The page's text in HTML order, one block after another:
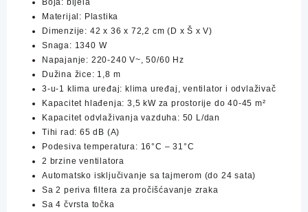
Boja: bijela
Materijal: Plastika
Dimenzije: 42 x 36 x 72,2 cm (D x Š x V)
Snaga: 1340 W
Napajanje: 220-240 V~, 50/60 Hz
Dužina žice: 1,8 m
3-u-1 klima uređaj: klima uređaj, ventilator i odvlaživač
Kapacitet hlađenja: 3,5 kW za prostorije do 40-45 m²
Kapacitet odvlaživanja vazduha: 50 L/dan
Tihi rad: 65 dB (A)
Podesiva temperatura: 16°C – 31°C
2 brzine ventilatora
Automatsko isključivanje sa tajmerom (do 24 sata)
Sa 2 periva filtera za pročišćavanje zraka
Sa 4 čvrsta točka